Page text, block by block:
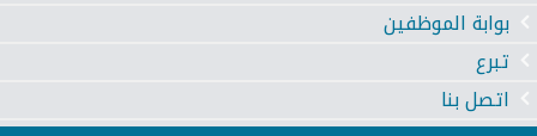
بوابة الموظفين
تبرع
اتصل بنا